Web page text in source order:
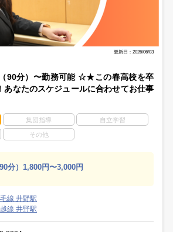
更新日：2026/06/03
90分）〜勤務可能 ☆★この春高校を卒
あなたのスケジュールに合わせてお仕事
集団指導 自立学習
その他
分）1,800円〜3,000円
線 井野駅
線 井野駅